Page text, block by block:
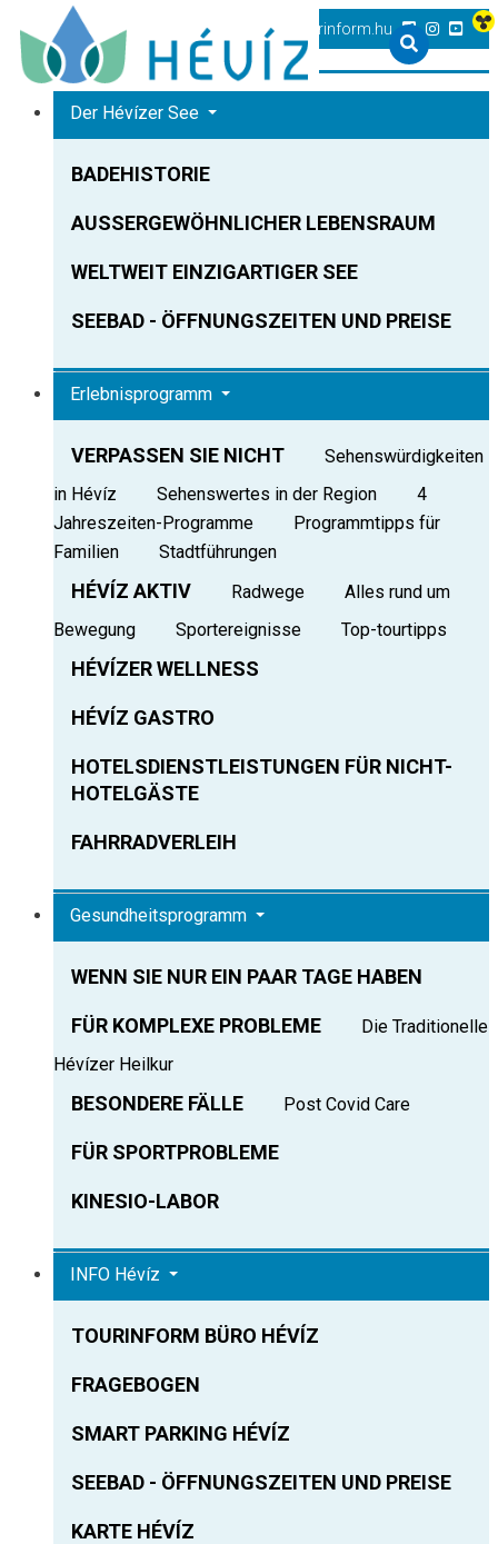
+36 83 540 131 heviz@tourinform.hu
Der Hévízer See
BADEHISTORIE
AUSSERGEWÖHNLICHER LEBENSRAUM
WELTWEIT EINZIGARTIGER SEE
SEEBAD - ÖFFNUNGSZEITEN UND PREISE
Erlebnisprogramm
VERPASSEN SIE NICHT
Sehenswürdigkeiten
in Hévíz
Sehenswertes in der Region
4
Jahreszeiten-Programme
Programmtipps für
Familien
Stadtführungen
HÉVÍZ AKTIV Radwege
Alles rund um
Bewegung
Sportereignisse Top-tourtipps
HÉVÍZER WELLNESS
HÉVÍZ GASTRO
HOTELSDIENSTLEISTUNGEN FÜR NICHT-
HOTELGÄSTE
FAHRRADVERLEIH
Gesundheitsprogramm
WENN SIE NUR EIN PAAR TAGE HABEN
FÜR KOMPLEXE PROBLEME
Die Traditionelle
Hévízer Heilkur
BESONDERE FÄLLE Post Covid Care
FÜR SPORTPROBLEME
KINESIO-LABOR
INFO Hévíz
TOURINFORM BÜRO HÉVÍZ
FRAGEBOGEN
SMART PARKING HÉVÍZ
SEEBAD - ÖFFNUNGSZEITEN UND PREISE
KARTE HÉVÍZ